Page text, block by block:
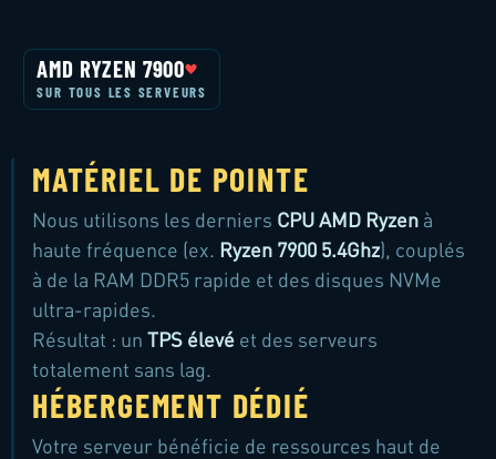
MATÉRIEL DE POINTE
Nous utilisons les derniers CPU AMD Ryzen à
haute fréquence (ex. Ryzen 7900 5.4Ghz), couplés
à de la RAM DDR5 rapide et des disques NVMe
ultra-rapides.
Résultat : un TPS élevé et des serveurs
totalement sans lag.
HÉBERGEMENT DÉDIÉ
Votre serveur bénéficie de ressources haut de